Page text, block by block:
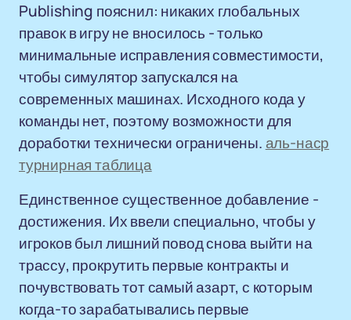
Publishing пояснил: никаких глобальных
правок в игру не вносилось - только
минимальные исправления совместимости,
чтобы симулятор запускался на
современных машинах. Исходного кода у
команды нет, поэтому возможности для
доработки технически ограничены. аль-наср
турнирная таблица
Единственное существенное добавление -
достижения. Их ввели специально, чтобы у
игроков был лишний повод снова выйти на
трассу, прокрутить первые контракты и
почувствовать тот самый азарт, с которым
когда-то зарабатывались первые